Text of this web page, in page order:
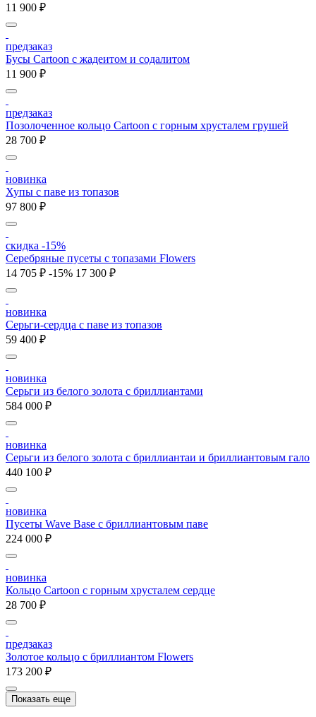
11 900 ₽
предзаказ
Бусы Cartoon с жадеитом и содалитом
11 900 ₽
предзаказ
Позолоченное кольцо Cartoon c горным хрусталем грушей
28 700 ₽
новинка
Хупы с паве из топазов
97 800 ₽
скидка -15%
Серебряные пусеты с топазами Flowers
14 705 ₽ -15% 17 300 ₽
новинка
Серьги-сердца с паве из топазов
59 400 ₽
новинка
Серьги из белого золота с бриллиантами
584 000 ₽
новинка
Серьги из белого золота с бриллиантаи и бриллиантовым гало
440 100 ₽
новинка
Пусеты Wave Base с бриллиантовым паве
224 000 ₽
новинка
Кольцо Cartoon c горным хрусталем сердце
28 700 ₽
предзаказ
Золотое кольцо с бриллиантом Flowers
173 200 ₽
Показать еще